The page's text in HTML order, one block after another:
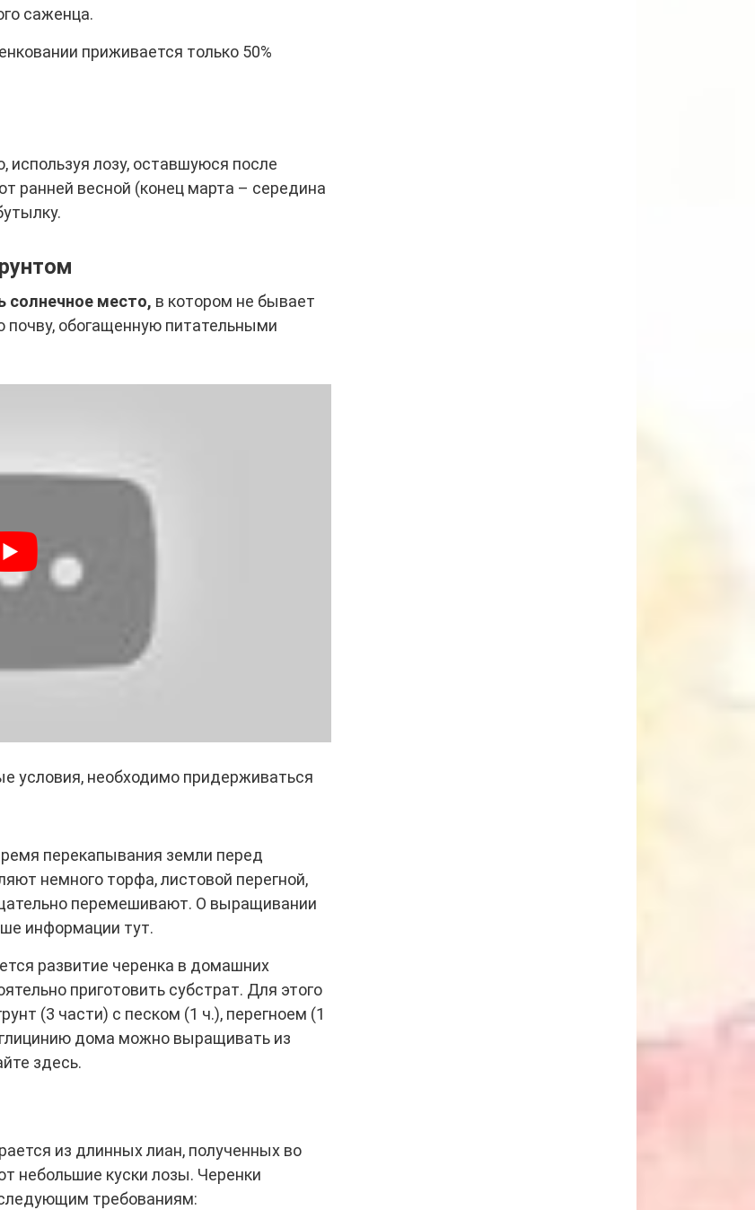
саженца.
приживается только 50%
используя лозу, оставшуюся после
ранней весной (конец марта – середина
солнечное место, в котором не бывает
почву, обогащенную питательными
условия, необходимо придерживаться
перекапывания земли перед
немного торфа, листовой перегной,
перемешивают. О выращивании
информации тут.
развитие черенка в домашних
приготовить субстрат. Для этого
(3 части) с песком (1 ч.), перегноем (1
дома можно выращивать из
здесь.
из длинных лиан, полученных во
небольшие куски лозы. Черенки
требованиям: